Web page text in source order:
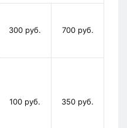
300 руб. 700 руб.
100 руб. 350 руб.